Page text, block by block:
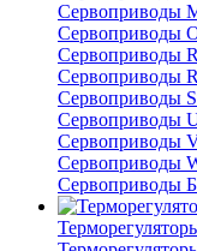
Сервоприводы
Сервоприводы
Сервоприводы
Сервоприводы
Сервоприводы
Сервоприводы
Сервоприводы
Сервоприводы
Сервоприводы